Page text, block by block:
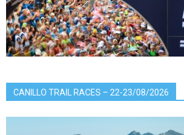
CANILLO TRAIL RACES – 22-23/08/2026